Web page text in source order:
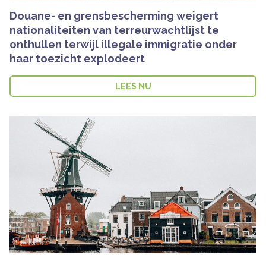
Douane- en grensbescherming weigert
nationaliteiten van terreurwachtlijst te
onthullen terwijl illegale immigratie onder
haar toezicht explodeert
LEES NU